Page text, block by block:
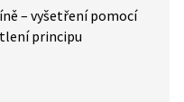
– vyšetření pomocí
principu